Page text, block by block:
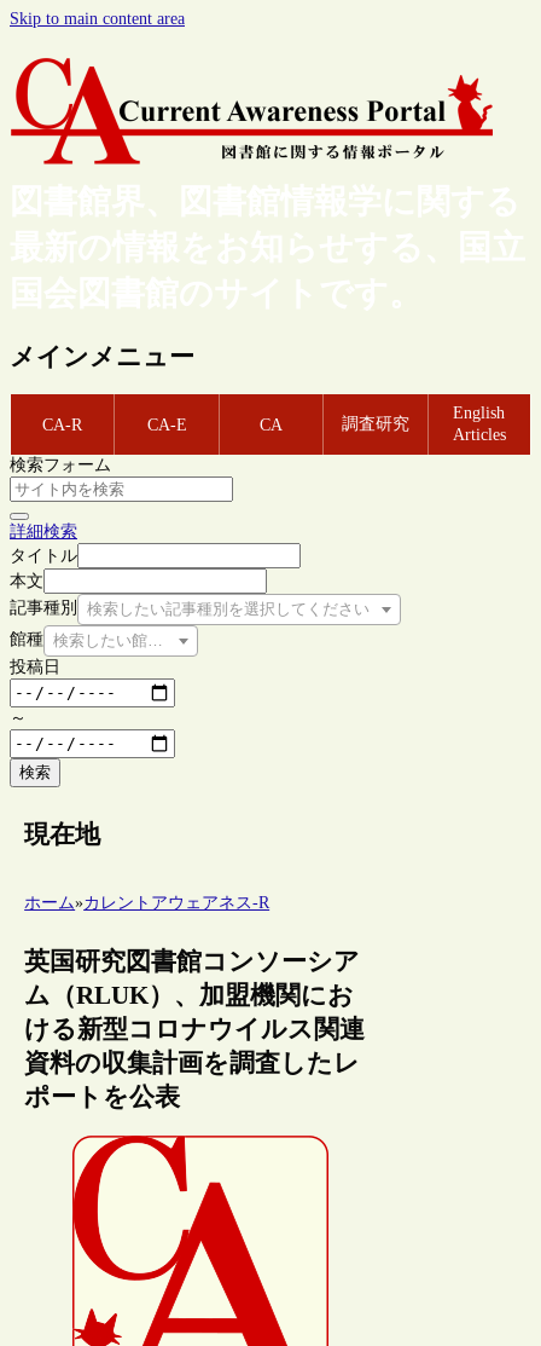
Skip to main content area
図書館界、図書館情報学に関する
最新の情報をお知らせする、国立
国会図書館のサイトです。
メインメニュー
CA-R CA-E CA 調査研究
English
Articles
検索フォーム
詳細検索
タイトル
本文
記事種別
検索したい記事種別を選択してください
館種 検索したい館種を選択してください
投稿日
～
検索
現在地
ホーム»カレントアウェアネス-R
英国研究図書館コンソーシア
ム（RLUK）、加盟機関にお
ける新型コロナウイルス関連
資料の収集計画を調査したレ
ポートを公表